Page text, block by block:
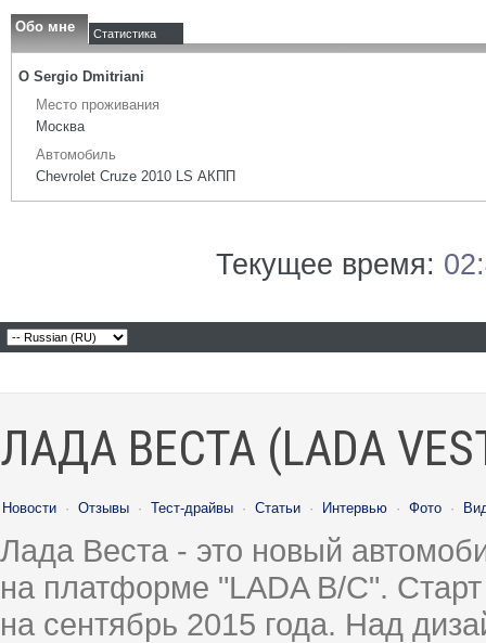
Обо мне Статистика
О Sergio Dmitriani
Место проживания
Москва
Автомобиль
Chevrolet Cruze 2010 LS АКПП
Текущее время:
ЛАДА ВЕСТА (LADA
Новости · Отзывы · Тест-драйвы · Статьи · Интервью · Фото ·
Лада Веста - это новый
на платформе "LADA B/C".
на сентябрь 2015 года. Над